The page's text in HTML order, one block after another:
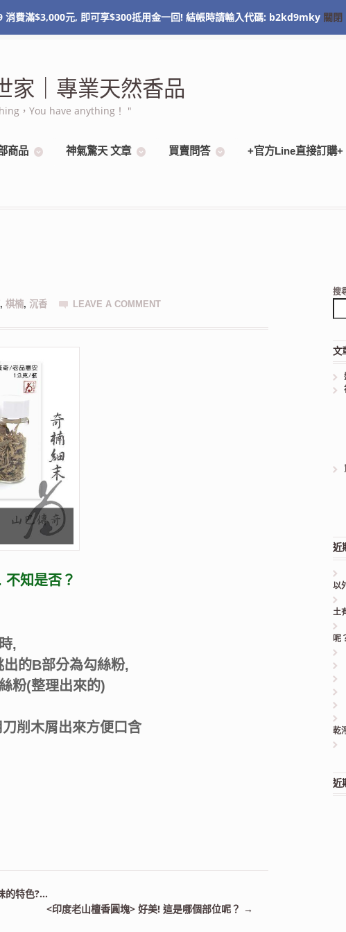
NT$0 0 items Checkout
家｜專業天然香品
，You have anything！ "
商品 神氣驚天 文章 買賣問答 +官方Line直接訂購+
, 棋楠, 沉香 LEAVE A COMMENT
知是否？
,
的B部分為勾絲粉,
粉(整理出來的)
削木屑出來方便口含
的特色?…
<印度老山檀香圓塊> 好美! 這是哪個部位呢？ →
搜
文
近
以
土
呢
乾
近
消費滿$3,000元, 即可享$300抵用金一回! 結帳時請輸入代碼: b2kd9mky 關閉